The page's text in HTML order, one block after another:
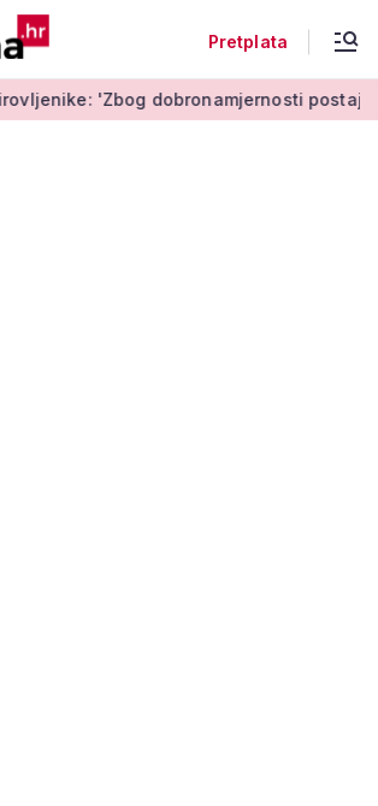
Pretplata
postaju meta prijevare'